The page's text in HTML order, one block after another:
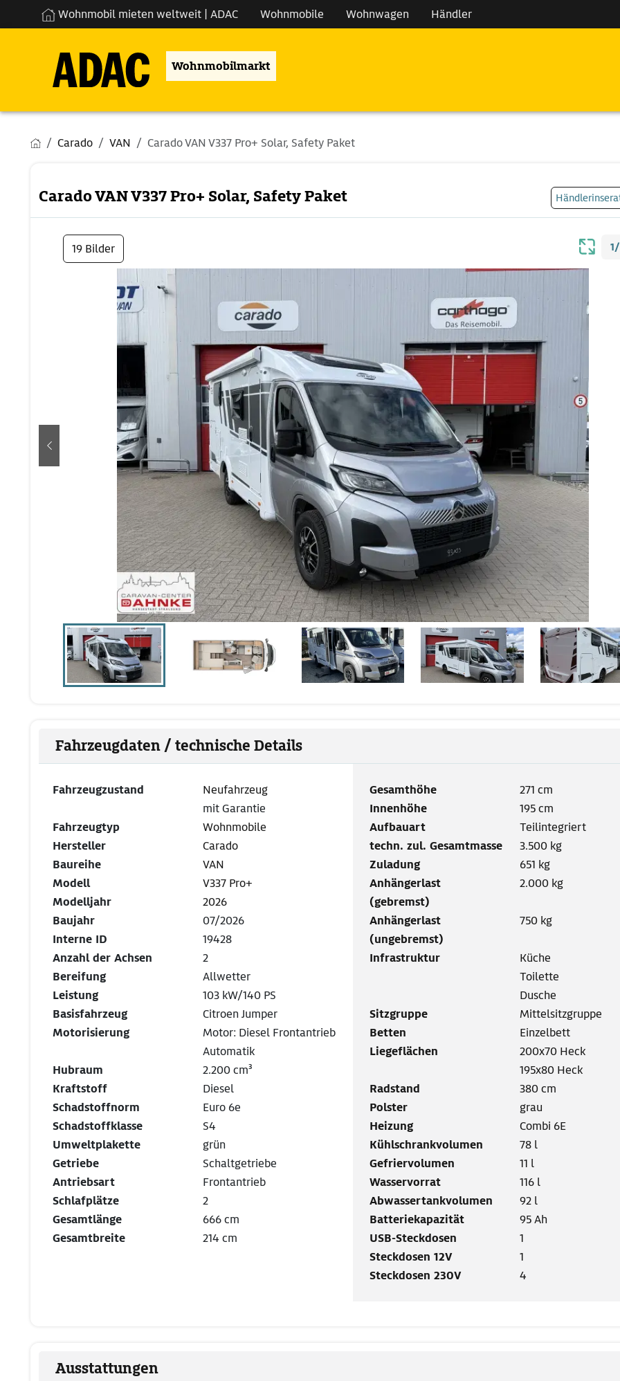
Wohnmobil mieten weltweit | ADAC Wohnmobile Wohnwagen Händler
Wohnmobilmarkt
Carado VAN Carado VAN V337 Pro+ Solar, Safety Paket
Carado VAN V337 Pro+ Solar, Safety Paket
19 Bilder
zurück
Fahrzeugdaten / technische Details
Fahrzeugzustand
Neufahrzeug
mit Garantie
Fahrzeugtyp
Wohnmobile
Hersteller
Carado
Baureihe
VAN
Modell
V337 Pro+
Modelljahr
2026
Baujahr
07/2026
Interne ID
19428
Anzahl der Achsen
2
Bereifung
Allwetter
Leistung
103 kW/140 PS
Basisfahrzeug
Citroen Jumper
Motorisierung
Motor: Diesel Frontantrieb
Automatik
Hubraum
2.200 cm³
Kraftstoff
Diesel
Schadstoffnorm
Euro 6e
Schadstoffklasse
S4
Umweltplakette
grün
Getriebe
Schaltgetriebe
Antriebsart
Frontantrieb
Schlafplätze
2
Gesamtlänge
666 cm
Gesamtbreite
214 cm
Gesamthöhe
271 cm
Innenhöhe
195 cm
Aufbauart
Teilintegriert
techn. zul. Gesamtmasse
3.500 kg
Zuladung
651 kg
Anhängerlast
(gebremst)
2.000 kg
Anhängerlast
(ungebremst)
750 kg
Infrastruktur
Küche
Toilette
Dusche
Sitzgruppe
Mittelsitzgruppe
Betten
Einzelbett
Liegeflächen
200x70 Heck
195x80 Heck
Radstand
380 cm
Polster
grau
Heizung
Combi 6E
Kühlschrankvolumen
78 l
Gefriervolumen
11 l
Wasservorrat
116 l
Abwassertankvolumen
92 l
Batteriekapazität
95 Ah
USB-Steckdosen
1
Steckdosen 12V
1
Steckdosen 230V
4
Ausstattungen